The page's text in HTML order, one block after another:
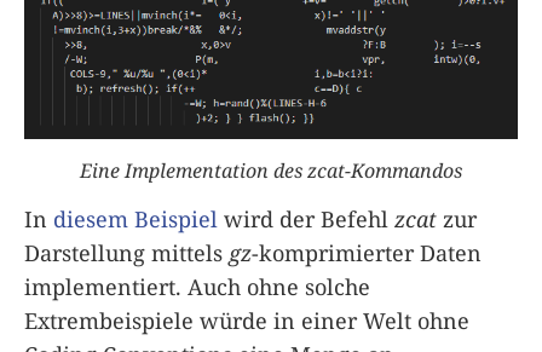
Eine Implementation des zcat-Kommandos
In diesem Beispiel wird der Befehl zcat zur
Darstellung mittels gz-komprimierter Daten
implementiert. Auch ohne solche
Extrembeispiele würde in einer Welt ohne